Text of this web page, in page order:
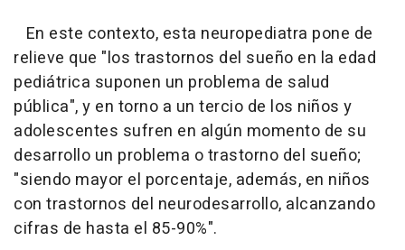
En este contexto, esta neuropediatra pone de
relieve que "los trastornos del sueño en la edad
pediátrica suponen un problema de salud
pública", y en torno a un tercio de los niños y
adolescentes sufren en algún momento de su
desarrollo un problema o trastorno del sueño;
"siendo mayor el porcentaje, además, en niños
con trastornos del neurodesarrollo, alcanzando
cifras de hasta el 85-90%".